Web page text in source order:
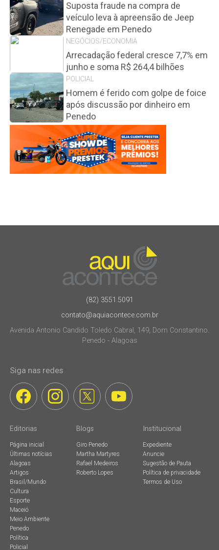
Suposta fraude na compra de
veículo leva à apreensão de Jeep
Renegade em Penedo
NEGÓCIOS/ECONOMIA
Arrecadação federal cresce 7,7% em
junho e soma R$ 264,4 bilhões
POLICIAL
Homem é ferido com golpe de foice
após discussão por dinheiro em
Penedo
(82) 3551.5091
contato@aquiacontece.com.br
Avenida Antonio Candido Toledo Cabral, 149, Dom Constantino.
Penedo - Alagoas
Siga nas redes
Editorias
Página inicial
Últimas notícias
Alagoas
Artigos
Brasil/Mundo
Cultura
Esporte
Maceió
Meio Ambiente
Penedo
Política
Policial
Blogs
Giro Penedo
Martha Martyres
Rafael Medeiros
Roberto Lopes
Institucional
Expediente
Anuncie
Sugestão de Pauta
Política de privacidade
Termos de Uso